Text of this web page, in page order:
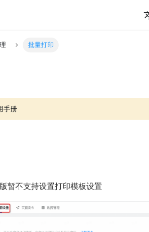
批量打印
手册
暂不支持设置打印模板设置